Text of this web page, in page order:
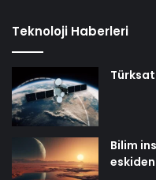
Teknoloji Haberleri
Türksat
Bilim
eskiden